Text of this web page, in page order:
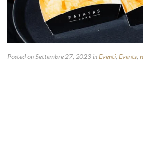
Posted on Settembre 27, 2023 in Eventi, Events,